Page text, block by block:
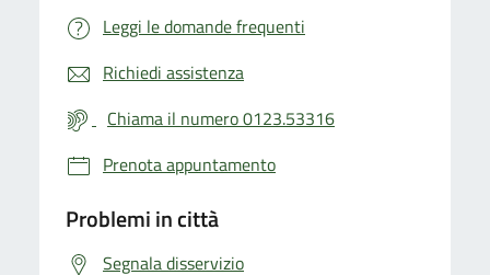
Leggi le domande frequenti
Richiedi assistenza
Chiama il numero 0123.53316
Prenota appuntamento
Problemi in città
Segnala disservizio